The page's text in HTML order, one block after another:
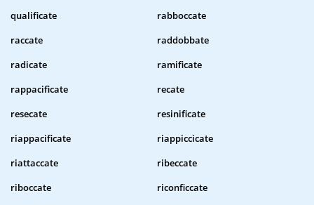
qualificate
rabboccate
raccate
raddobbate
radicate
ramificate
rappacificate
recate
resecate
resinificate
riappacificate
riappiccicate
riattaccate
ribeccate
riboccate
riconficcate